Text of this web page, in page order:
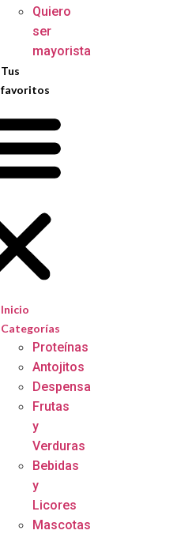
Quiero
ser
mayorista
Tus
favoritos
Inicio
Categorías
Proteínas
Antojitos
Despensa
Frutas
y
Verduras
Bebidas
y
Licores
Mascotas